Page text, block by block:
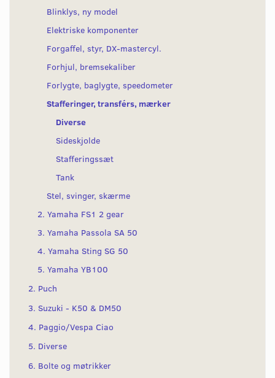
Blinklys, ny model
Elektriske komponenter
Forgaffel, styr, DX-mastercyl.
Forhjul, bremsekaliber
Forlygte, baglygte, speedometer
Stafferinger, transférs, mærker
Diverse
Sideskjolde
Stafferingssæt
Tank
Stel, svinger, skærme
2. Yamaha FS1 2 gear
3. Yamaha Passola SA 50
4. Yamaha Sting SG 50
5. Yamaha YB100
2. Puch
3. Suzuki - K50 & DM50
4. Paggio/Vespa Ciao
5. Diverse
6. Bolte og møtrikker